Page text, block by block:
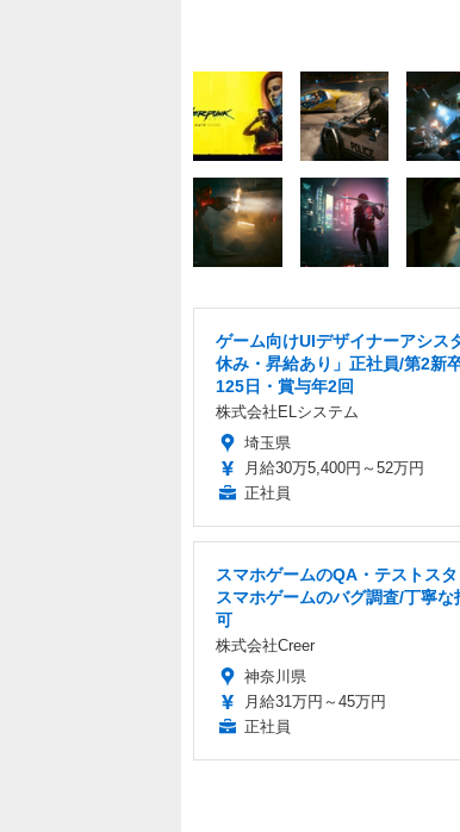
ゲーム向けUIデザイナーアシス
休み・昇給あり」正社員/第2新
125日・賞与年2回
株式会社ELシステム
埼玉県
月給30万5,400円～52万円
正社員
スマホゲームのQA・テストス
スマホゲームのバグ調査/丁寧
可
株式会社Creer
神奈川県
月給31万円～45万円
正社員